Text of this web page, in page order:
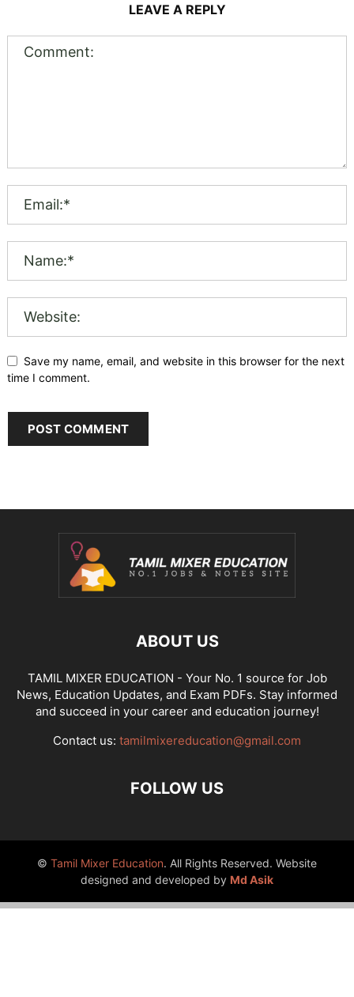
LEAVE A REPLY
Save my name, email, and website in this browser for the next
time I comment.
ABOUT US
TAMIL MIXER EDUCATION - Your No. 1 source for Job
News, Education Updates, and Exam PDFs. Stay informed
and succeed in your career and education journey!
Contact us: tamilmixereducation@gmail.com
FOLLOW US
© Tamil Mixer Education. All Rights Reserved. Website
designed and developed by Md Asik